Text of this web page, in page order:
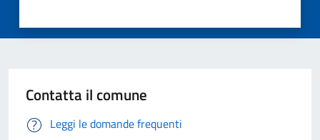
Contatta il comune
Leggi le domande frequenti